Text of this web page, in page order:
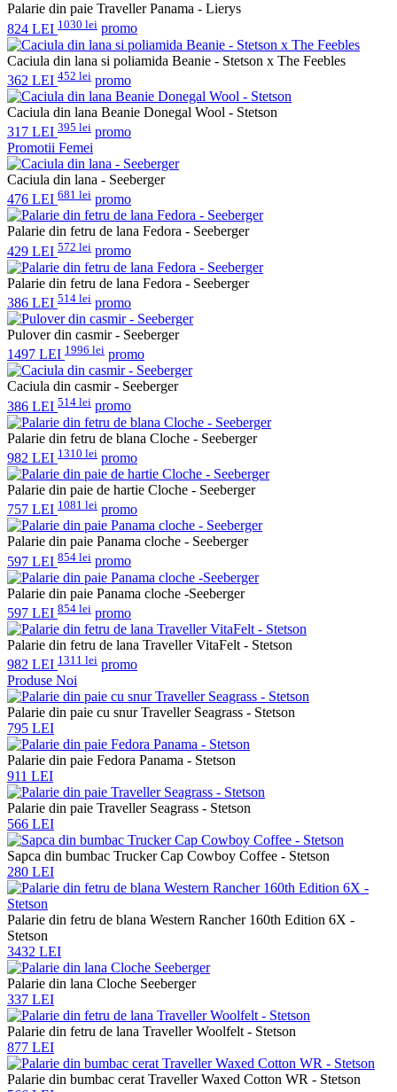
Palarie din paie Traveller Panama - Lierys
824 LEI 1030 lei promo
Caciula din lana si poliamida Beanie - Stetson x The Feebles
362 LEI 452 lei promo
Caciula din lana Beanie Donegal Wool - Stetson
317 LEI 395 lei promo
Promotii Femei
Caciula din lana - Seeberger
476 LEI 681 lei promo
Palarie din fetru de lana Fedora - Seeberger
429 LEI 572 lei promo
Palarie din fetru de lana Fedora - Seeberger
386 LEI 514 lei promo
Pulover din casmir - Seeberger
1497 LEI 1996 lei promo
Caciula din casmir - Seeberger
386 LEI 514 lei promo
Palarie din fetru de blana Cloche - Seeberger
982 LEI 1310 lei promo
Palarie din paie de hartie Cloche - Seeberger
757 LEI 1081 lei promo
Palarie din paie Panama cloche - Seeberger
597 LEI 854 lei promo
Palarie din paie Panama cloche -Seeberger
597 LEI 854 lei promo
Palarie din fetru de lana Traveller VitaFelt - Stetson
982 LEI 1311 lei promo
Produse Noi
Palarie din paie cu snur Traveller Seagrass - Stetson
795 LEI
Palarie din paie Fedora Panama - Stetson
911 LEI
Palarie din paie Traveller Seagrass - Stetson
566 LEI
Sapca din bumbac Trucker Cap Cowboy Coffee - Stetson
280 LEI
Palarie din fetru de blana Western Rancher 160th Edition 6X -
Stetson
3432 LEI
Palarie din lana Cloche Seeberger
337 LEI
Palarie din fetru de lana Traveller Woolfelt - Stetson
877 LEI
Palarie din bumbac cerat Traveller Waxed Cotton WR - Stetson